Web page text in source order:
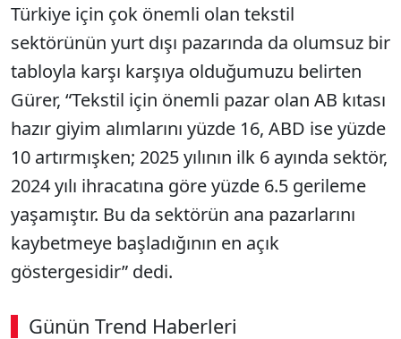
Türkiye için çok önemli olan tekstil
sektörünün yurt dışı pazarında da olumsuz bir
tabloyla karşı karşıya olduğumuzu belirten
Gürer, “Tekstil için önemli pazar olan AB kıtası
hazır giyim alımlarını yüzde 16, ABD ise yüzde
10 artırmışken; 2025 yılının ilk 6 ayında sektör,
2024 yılı ihracatına göre yüzde 6.5 gerileme
yaşamıştır. Bu da sektörün ana pazarlarını
kaybetmeye başladığının en açık
göstergesidir” dedi.
Günün Trend Haberleri
00:02 / 02:14